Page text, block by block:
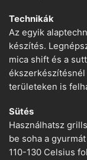
Technikák
Az egyik
készítés.
mica shift és a
ékszerkészítésnél
területeken is
Sütés
Használhatsz
be soha a
110-130 Celsius